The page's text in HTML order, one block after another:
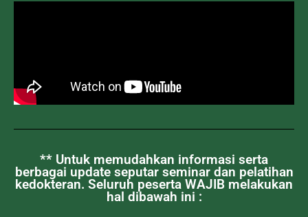
** Untuk memudahkan informasi serta
berbagai update seputar seminar dan pelatihan
kedokteran. Seluruh peserta WAJIB melakukan
hal dibawah ini :